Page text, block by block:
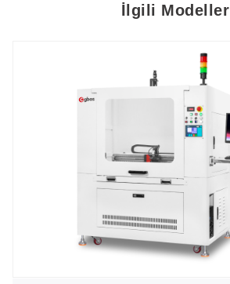
İlgili Modeller